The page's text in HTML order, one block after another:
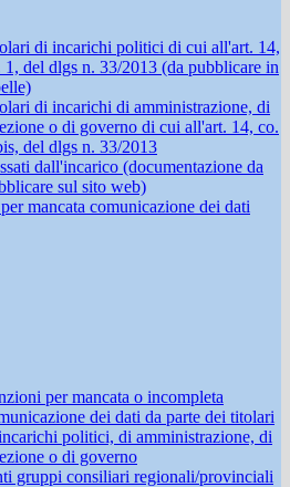
di incarichi politici di cui all'art. 14,
1, del dlgs n. 33/2013 (da pubblicare in
di incarichi di amministrazione, di
o di governo di cui all'art. 14, co.
del dlgs n. 33/2013
dall'incarico (documentazione da
sul sito web)
mancata comunicazione dei dati
per mancata o incompleta
dei dati da parte dei titolari
politici, di amministrazione, di
o di governo
gruppi consiliari regionali/provinciali